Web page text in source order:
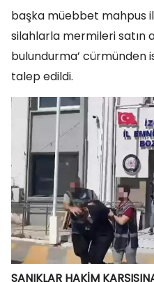
başka müebbet mahpus
silahlarla mermileri satın
bulundurma’ cürmünden
talep edildi.
SANIKLAR HAKİM